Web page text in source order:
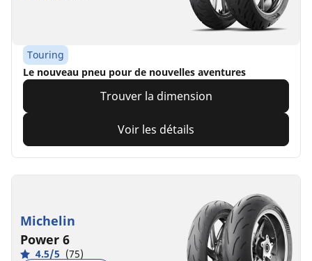
Touring
Le nouveau pneu pour de nouvelles aventures
Trouver la dimension
Voir les détails
Michelin
Power 6
4.5/5 (75)